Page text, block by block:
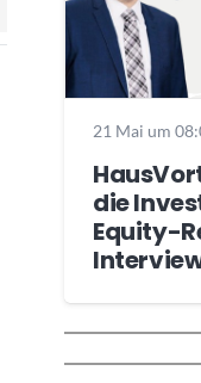
21 Mai um
die
Equity-